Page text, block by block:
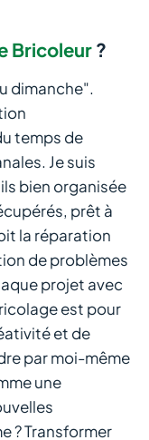
Bricoleur?
dimanche".
temps de
Je suis
bien organisée
prêt à
la réparation
de problèmes
projet avec
est pour
et de
par moi-même
une
? Transformer